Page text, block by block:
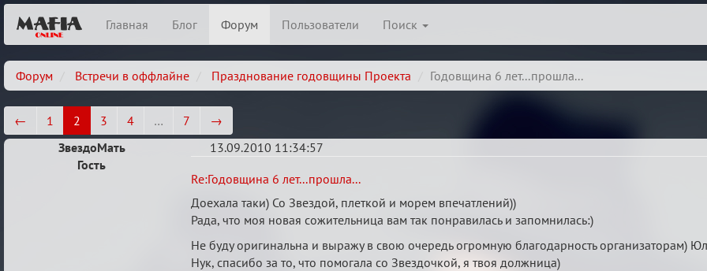
Главная Блог Форум Пользователи Поиск
Форум Встречи в оффлайне Празднование годовщины Проекта Годовщина 6 лет...прошла...
← 1 2 3 4 … 7
→
ЗвездоМать
Гость
13.09.2010 11:34:57
Re:
Годовщина
6
лет...прошла...
Re:Годовщина 6 лет...прошла...
Доехала таки) Со Звездой, плеткой и морем впечатлений))
Рада, что моя новая сожительница вам так понравилась и запомнилась:)
Не буду оригинальна и выражу в свою очередь огромную благодарность организаторам)
Нук, спасибо за то, что помогала со Звездочкой, я твоя должница)